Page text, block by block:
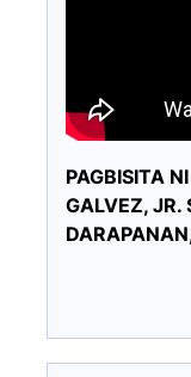
PAGBISITA
GALVEZ, JR.